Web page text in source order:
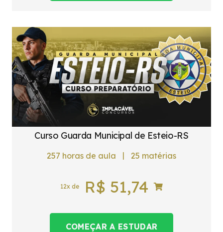
Curso Guarda Municipal de Esteio-RS
257 horas de aula | 25 matérias
12x de R$ 51,74
COMEÇAR A ESTUDAR